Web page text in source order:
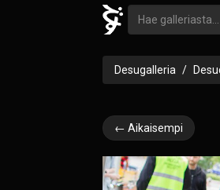
Desugalleria
← Aikaisempi